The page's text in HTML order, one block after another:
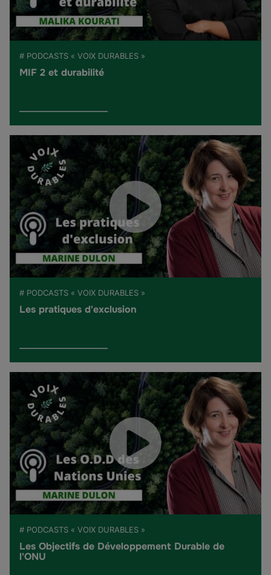
# PODCASTS « VOIX DURABLES »
MIF 2 et durabilité
# PODCASTS « VOIX DURABLES »
Les pratiques d'exclusion
# PODCASTS « VOIX DURABLES »
Les Objectifs de Développement Durable de
l'ONU